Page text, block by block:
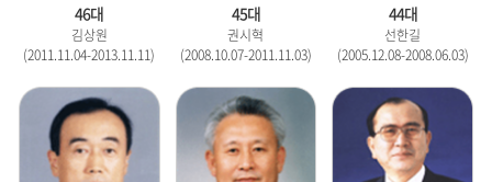
46대
김상원
(2011.11.04-2013.11.11)
45대
권시혁
(2008.10.07-2011.11.03)
44대
선한길
(2005.12.08-2008.06.03)